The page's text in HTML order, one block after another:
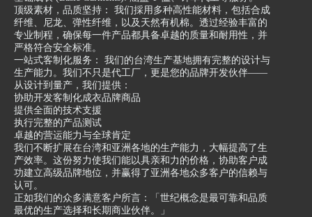
顶级素材，品质坚持： 我们採用多种高性能材料，包括合成
纤维、尼龙、弹性纤维，以及天然有机棉。透过经验丰富的
专业制程，确保每一件产品都具备卓越的质量和耐用性，并
严格符合安全标准。
一站式客制化服务： 我们的台湾生产基地拥有完整的设计与
生产能力。我们不只是代工厂，更是您的品牌开发伙伴——
从设计到量产，我们提供：
协助开发客制化成衣品牌商品
提供全面的技术支援
执行完整的产品测试
卓越的营运能力与全球肯定
我们不断扩展在台湾和亚洲各地的生产能力，大幅提高了生
产效率。这份努力使我们能以具亲和力的价格，协助客户成
功建立高级品牌地位，并赢得了亚洲各地众多客户的信赖与
认可。
正如我们的众多满意客户所言：「世纪概念是最可靠和品质
最优的生产选择和长期商业伙伴。」